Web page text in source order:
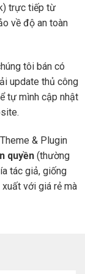
trực tiếp từ
về độ an toàn
tôi bán có
update thủ công
tự mình cập nhật
& Plugin
quyền (thường
tác giả, giống
với giá rẻ mà